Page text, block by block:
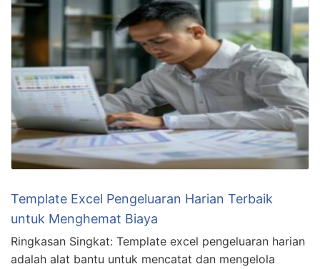
Template Excel Pengeluaran Harian Terbaik
untuk Menghemat Biaya
Ringkasan Singkat: Template excel pengeluaran harian
adalah alat bantu untuk mencatat dan mengelola